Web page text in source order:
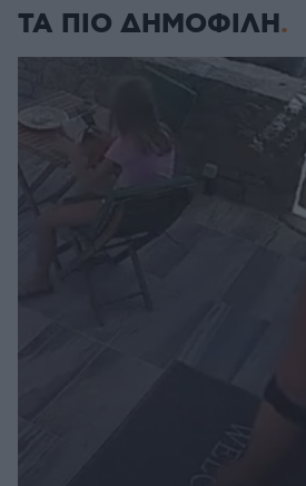
ΤΑ ΠΙΟ ΔΗΜΟΦΙΛΗ